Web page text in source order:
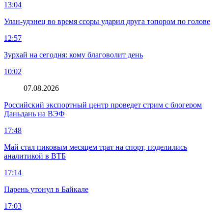
13:04
Улан-удэнец во время ссоры ударил друга топором по голове
12:57
Зурхай на сегодня: кому благоволит день
10:02
07.08.2026
Российский экспортный центр проведет стрим с блогером
Даньдань на ВЭФ
17:48
Май стал пиковым месяцем трат на спорт, поделились
аналитикой в ВТБ
17:14
Парень утонул в Байкале
17:03